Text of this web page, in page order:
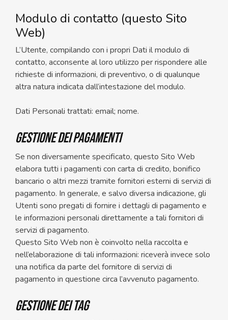
Modulo di contatto (questo Sito
Web)
L’Utente, compilando con i propri Dati il modulo di
contatto, acconsente al loro utilizzo per rispondere alle
richieste di informazioni, di preventivo, o di qualunque
altra natura indicata dall’intestazione del modulo.
Dati Personali trattati: email; nome.
Gestione dei pagamenti
Se non diversamente specificato, questo Sito Web
elabora tutti i pagamenti con carta di credito, bonifico
bancario o altri mezzi tramite fornitori esterni di servizi di
pagamento. In generale, e salvo diversa indicazione, gli
Utenti sono pregati di fornire i dettagli di pagamento e
le informazioni personali direttamente a tali fornitori di
servizi di pagamento.
Questo Sito Web non è coinvolto nella raccolta e
nell’elaborazione di tali informazioni: riceverà invece solo
una notifica da parte del fornitore di servizi di
pagamento in questione circa l’avvenuto pagamento.
Gestione dei tag